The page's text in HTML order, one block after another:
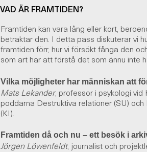
VAD ÄR FRAMTIDEN?
Framtiden kan vara lång eller kort,
betraktar den. I detta pass diskuterar vi
framtiden förr, hur vi försökt fånga den
som art har att förstå det som ännu inte
Vilka möjligheter har människan att
Mats Lekander, professor i psykologi vid
poddarna Destruktiva relationer (SU) och
(KI).
Framtiden då och nu – ett besök i
Jörgen Löwenfeldt, journalist och